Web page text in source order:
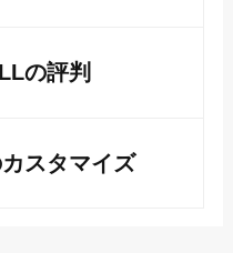
の評判
スタマイズ